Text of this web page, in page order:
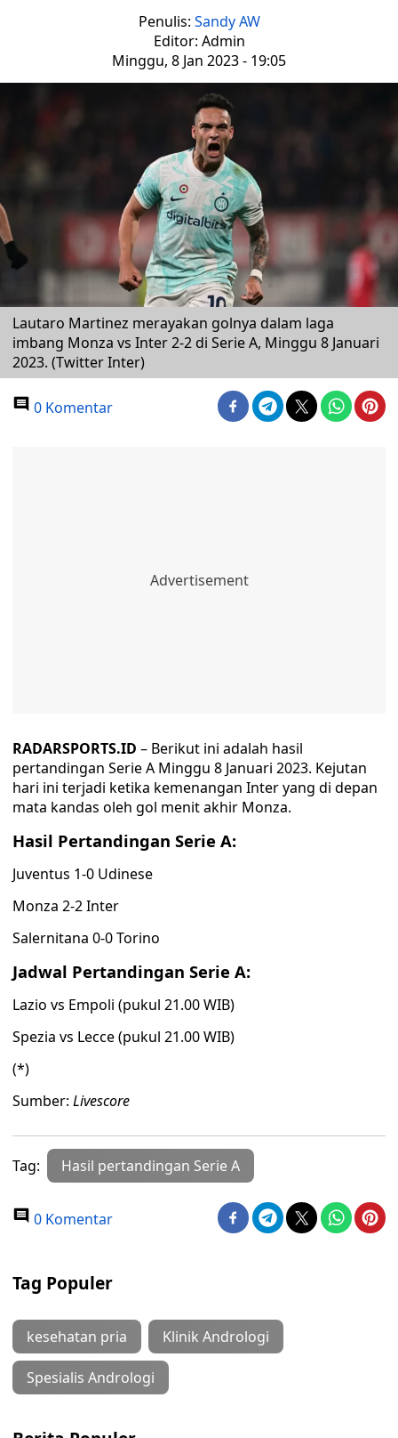
Penulis: Sandy AW
Editor: Admin
Minggu, 8 Jan 2023 - 19:05
Lautaro Martinez merayakan golnya dalam laga
imbang Monza vs Inter 2-2 di Serie A, Minggu 8 Januari
2023. (Twitter Inter)
0 Komentar
RADARSPORTS.ID – Berikut ini adalah hasil
pertandingan Serie A Minggu 8 Januari 2023. Kejutan
hari ini terjadi ketika kemenangan Inter yang di depan
mata kandas oleh gol menit akhir Monza.
Hasil Pertandingan Serie A:
Juventus 1-0 Udinese
Monza 2-2 Inter
Salernitana 0-0 Torino
Jadwal Pertandingan Serie A:
Lazio vs Empoli (pukul 21.00 WIB)
Spezia vs Lecce (pukul 21.00 WIB)
(*)
Sumber: Livescore
Tag: Hasil pertandingan Serie A
0 Komentar
Tag Populer
kesehatan pria Klinik Andrologi
Spesialis Andrologi